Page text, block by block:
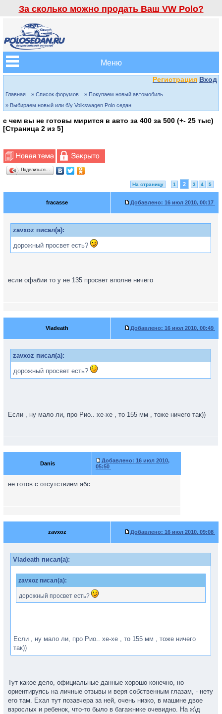
За сколько можно продать Ваш VW Polo?
Меню
Регистрация Вход
Главная » Список форумов
» Покупаем новый автомобиль
» Выбираем новый или б/у Volkswagen Polo седан
с чем вы не готовы мирится в авто за 400 за 500 (+- 25 тыс)
[Страница 2 из 5]
Поделиться…
На страницу 1 2 3 4 5
fracasse Добавлено: 16 июл 2010, 00:17
zavxoz писал(а):
дорожный просвет есть?
если офабии то у не 135 просвет вполне ничего
Vladeath Добавлено: 16 июл 2010, 00:49
zavxoz писал(а):
дорожный просвет есть?
Если , ну мало ли, про Рио.. хе-хе , то 155 мм , тоже ничего так))
Danis Добавлено: 16 июл 2010,
05:50
не готов с отсутствием абс
zavxoz Добавлено: 16 июл 2010, 09:08
Vladeath писал(а):
zavxoz писал(а):
дорожный просвет есть?
Если , ну мало ли, про Рио.. хе-хе , то 155 мм , тоже ничего
так))
Тут какое дело, официальные данные хорошо конечно, но
ориентируясь на личные отзывы и веря собственным глазам, - нету
его там. Ехал тут позавчера за ней, очень низко, в машине двое
взрослых и ребенок, что-то было в багажнике очевидно. На ж\д